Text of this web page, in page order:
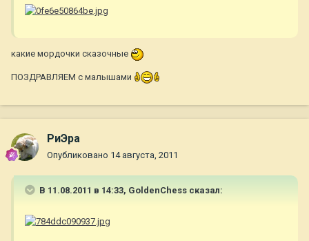
какие мордочки сказочные
ПОЗДРАВЛЯЕМ с малышами
РиЭра
Опубликовано 14 августа, 2011
В 11.08.2011 в 14:33, GoldenChess сказал: